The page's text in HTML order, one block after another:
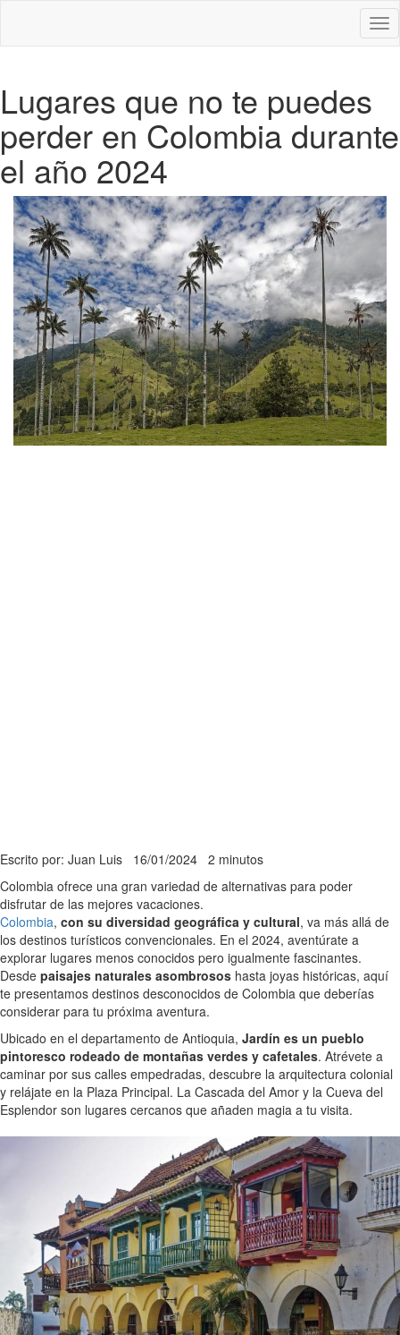
Lugares que no te puedes
perder en Colombia durante
el año 2024
Escrito por: Juan Luis 16/01/2024 2 minutos
Colombia ofrece una gran variedad de alternativas para poder
disfrutar de las mejores vacaciones.
Colombia, con su diversidad geográfica y cultural, va más allá de
los destinos turísticos convencionales. En el 2024, aventúrate a
explorar lugares menos conocidos pero igualmente fascinantes.
Desde paisajes naturales asombrosos hasta joyas históricas, aquí
te presentamos destinos desconocidos de Colombia que deberías
considerar para tu próxima aventura.
Ubicado en el departamento de Antioquia, Jardín es un pueblo
pintoresco rodeado de montañas verdes y cafetales. Atrévete a
caminar por sus calles empedradas, descubre la arquitectura colonial
y relájate en la Plaza Principal. La Cascada del Amor y la Cueva del
Esplendor son lugares cercanos que añaden magia a tu visita.